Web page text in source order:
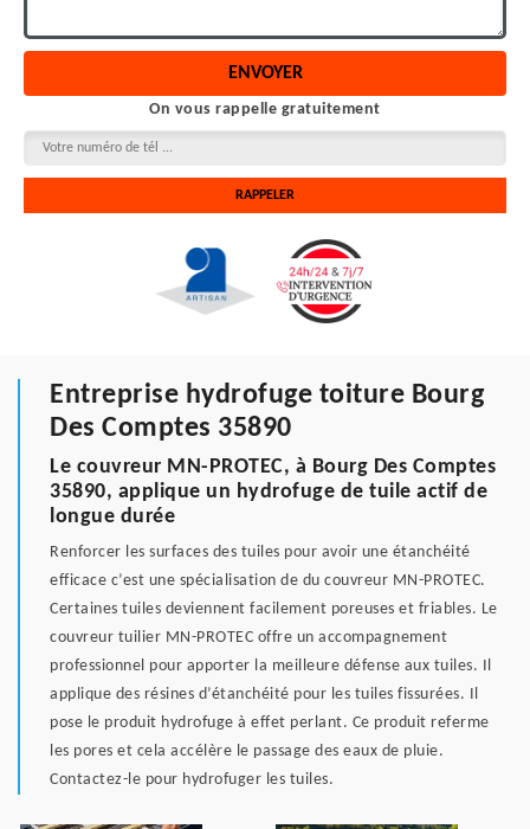
On vous rappelle gratuitement
Entreprise hydrofuge toiture Bourg
Des Comptes 35890
Le couvreur MN-PROTEC, à Bourg Des Comptes
35890, applique un hydrofuge de tuile actif de
longue durée
Renforcer les surfaces des tuiles pour avoir une étanchéité
efficace c’est une spécialisation de du couvreur MN-PROTEC.
Certaines tuiles deviennent facilement poreuses et friables. Le
couvreur tuilier MN-PROTEC offre un accompagnement
professionnel pour apporter la meilleure défense aux tuiles. Il
applique des résines d’étanchéité pour les tuiles fissurées. Il
pose le produit hydrofuge à effet perlant. Ce produit referme
les pores et cela accélère le passage des eaux de pluie.
Contactez-le pour hydrofuger les tuiles.